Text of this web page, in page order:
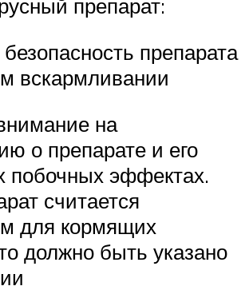
препарат:
препарата
вскармливании
на
о препарате и его
побочных эффектах.
считается
для кормящих
должно быть указано